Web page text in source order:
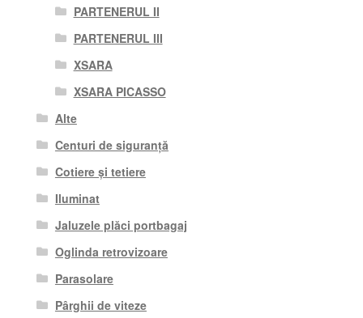
PARTENERUL II
PARTENERUL III
XSARA
XSARA PICASSO
Alte
Centuri de siguranță
Cotiere și tetiere
Iluminat
Jaluzele plăci portbagaj
Oglinda retrovizoare
Parasolare
Pârghii de viteze